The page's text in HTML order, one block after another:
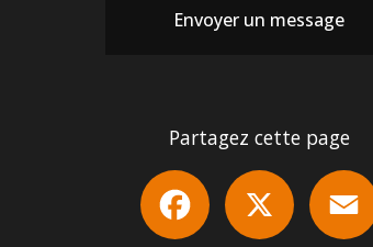
Envoyer un message
Partagez cette page
Facebook